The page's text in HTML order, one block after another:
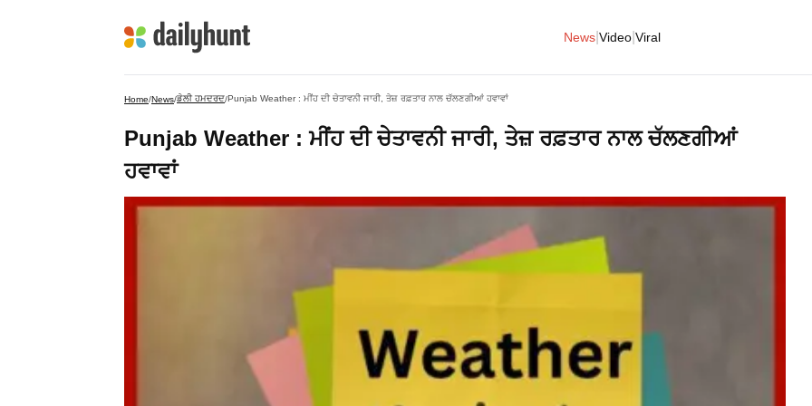
News Video Viral
Home/News/ਡੇਲੀ ਹਮਦਰਦ/Punjab Weather : ਮੀਂਹ ਦੀ ਚੇਤਾਵਨੀ ਜਾਰੀ, ਤੇਜ਼ ਰਫ਼ਤਾਰ ਨਾਲ ਚੱਲਣਗੀਆਂ ਹਵਾਵਾਂ
Punjab Weather : ਮੀਂਹ ਦੀ ਚੇਤਾਵਨੀ ਜਾਰੀ, ਤੇਜ਼ ਰਫ਼ਤਾਰ ਨਾਲ ਚੱਲਣਗੀਆਂ
ਹਵਾਵਾਂ